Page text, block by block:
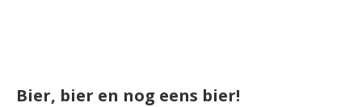
Bier, bier en nog eens bier!